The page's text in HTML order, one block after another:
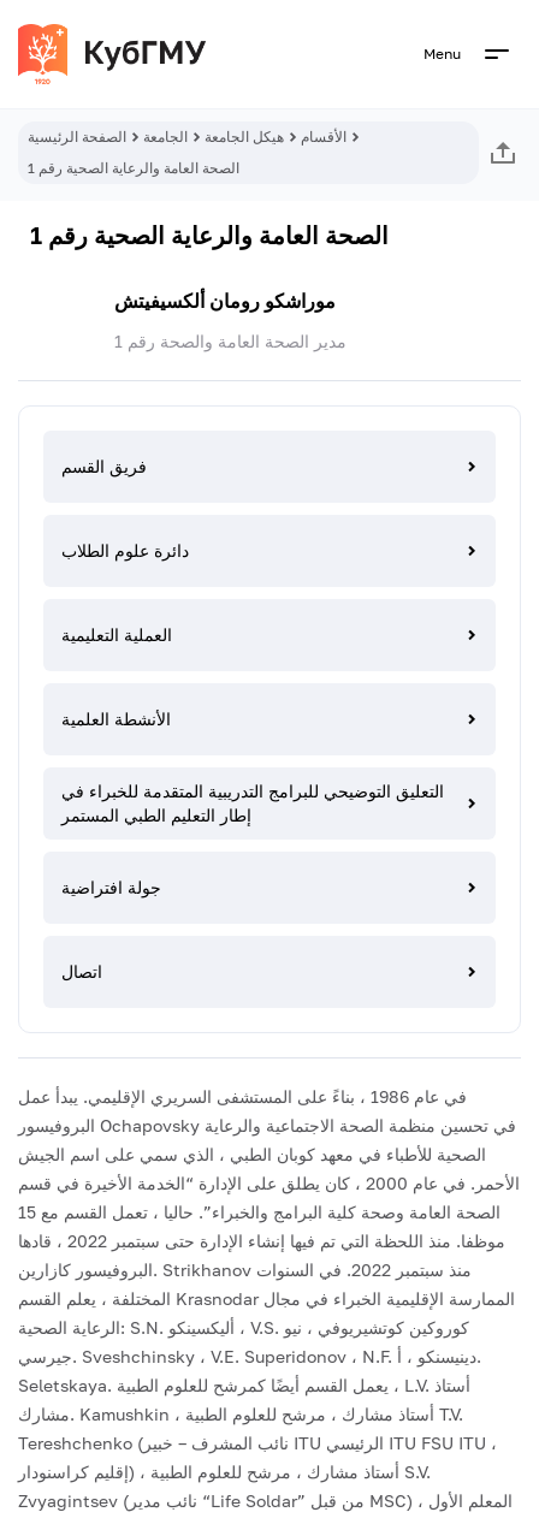
Menu
الصفحة الرئيسية الجامعة هيكل الجامعة
الأقسام
الصحة العامة والرعاية الصحية رقم 1
الصحة العامة والرعاية الصحية رقم 1
موراشكو رومان ألكسيفيتش
مدير الصحة العامة والصحة رقم 1
فريق القسم
دائرة علوم الطلاب
العملية التعليمية
الأنشطة العلمية
التعليق التوضيحي للبرامج التدريبية المتقدمة للخبراء في
إطار التعليم الطبي المستمر
جولة افتراضية
اتصال
في عام 1986 ، بناءً على المستشفى السريري الإقليمي. يبدأ عمل
البروفيسور Ochapovsky في تحسين منظمة الصحة الاجتماعية والرعاية
الصحية للأطباء في معهد كوبان الطبي ، الذي سمي على اسم الجيش
الأحمر. في عام 2000 ، كان يطلق على الإدارة “الخدمة الأخيرة في قسم
الصحة العامة وصحة كلية البرامج والخبراء”. حاليا ، تعمل القسم مع 15
موظفا. منذ اللحظة التي تم فيها إنشاء الإدارة حتى سبتمبر 2022 ، قادها
البروفيسور كازارين. Strikhanov منذ سبتمبر 2022. في السنوات
المختلفة ، يعلم القسم Krasnodar الممارسة الإقليمية الخبراء في مجال
الرعاية الصحية: S.N. أليكسينكو ، V.S. كوروكين كوتشيريوفي ، نيو
جيرسي. Sveshchinsky ، V.E. Superidonov ، N.F. دينيسنكو ، أ.
Seletskaya. يعمل القسم أيضًا كمرشح للعلوم الطبية ، L.V. أستاذ
مشارك. Kamushkin ، أستاذ مشارك ، مرشح للعلوم الطبية T.V.
Tereshchenko (نائب المشرف – خبير ITU الرئيسي ITU FSU ITU ،
إقليم كراسنودار) ، أستاذ مشارك ، مرشح للعلوم الطبية S.V.
Zvyagintsev (نائب مدير “Life Soldar” من قبل MSC) ، المعلم الأول